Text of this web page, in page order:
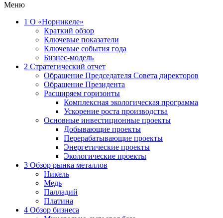
Меню
1 О «Норникеле»
Краткий обзор
Ключевые показатели
Ключевые события года
Бизнес-модель
2 Стратегический отчет
Обращение Председателя Совета директоров
Обращение Президента
Расширяем горизонты
Комплексная экологическая программа
Ускорение роста производства
Основные инвестиционные проекты
Добывающие проекты
Перерабатывающие проекты
Энергетические проекты
Экологические проекты
3 Обзор рынка металлов
Никель
Медь
Палладий
Платина
4 Обзор бизнеса